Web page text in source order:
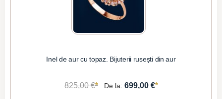
Inel de aur cu topaz. Bijuterii rusești din aur
825,00 €* De la: 699,00 €*